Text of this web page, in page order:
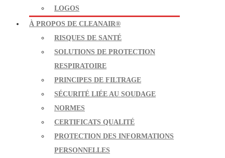
LOGOS
À PROPOS DE CLEANAIR®
RISQUES DE SANTÉ
SOLUTIONS DE PROTECTION
RESPIRATOIRE
PRINCIPES DE FILTRAGE
SÉCURITÉ LIÉE AU SOUDAGE
NORMES
CERTIFICATS QUALITÉ
PROTECTION DES INFORMATIONS
PERSONNELLES